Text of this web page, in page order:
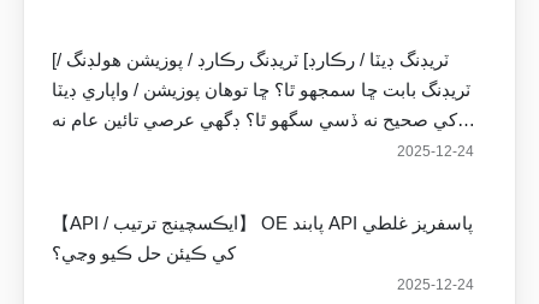
[ٽريڊنگ ڊيٽا / رڪارڊ] ٽريڊنگ رڪارڊ / پوزيشن هولڊنگ /
ٽريڊنگ بابت ڇا سمجهو ٿا؟ ڇا توهان پوزيشن / واپاري ڊيٽا
کي صحيح نه ڏسي سگهو ٿا؟ ڊگهي عرصي تائين عام نه
2025-12-24
【API / ايڪسچينج ترتيب】 OE پابند API پاسفريز غلطي
کي ڪيئن حل ڪيو وڃي؟
2025-12-24